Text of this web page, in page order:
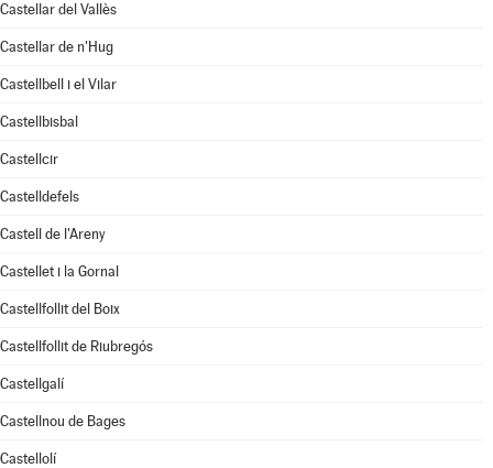
Castellar del Vallès
Castellar de n'Hug
Castellbell i el Vilar
Castellbisbal
Castellcir
Castelldefels
Castell de l'Areny
Castellet i la Gornal
Castellfollit del Boix
Castellfollit de Riubregós
Castellgalí
Castellnou de Bages
Castellolí